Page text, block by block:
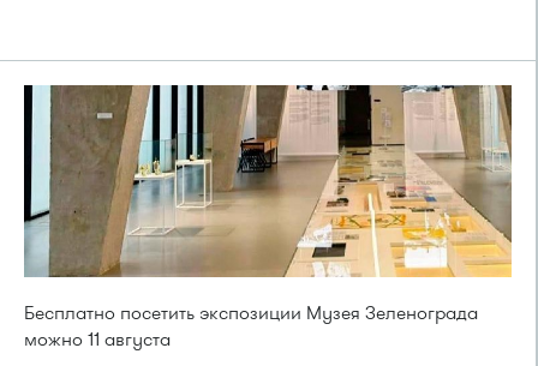
Бесплатно посетить экспозиции Музея Зеленограда
можно 11 августа